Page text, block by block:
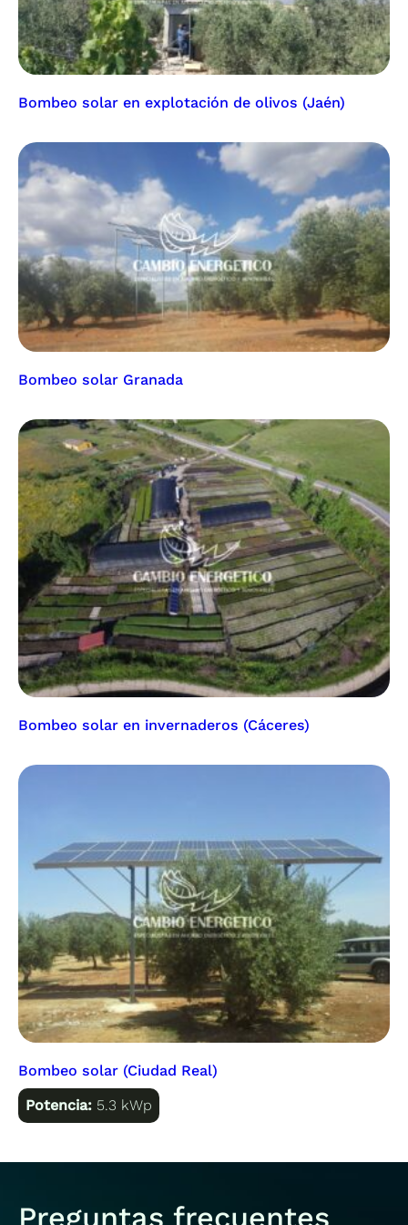
Bombeo solar en explotación de olivos (Jaén)
Bombeo solar Granada
Bombeo solar en invernaderos (Cáceres)
Bombeo solar (Ciudad Real)
Potencia: 5.3 kWp
Preguntas frecuentes